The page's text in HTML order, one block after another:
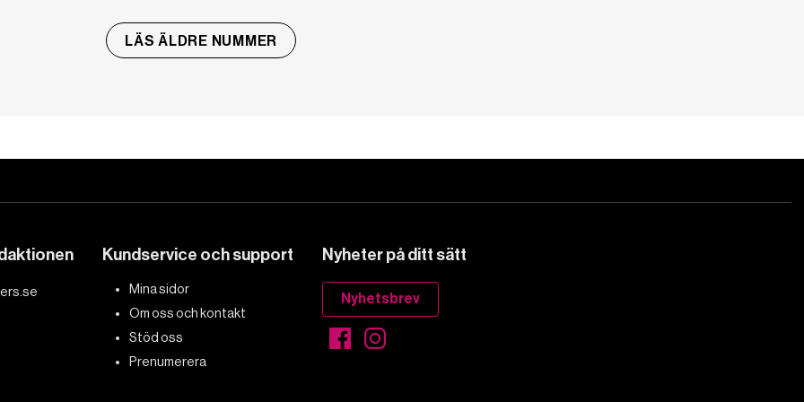
LÄS ÄLDRE NUMMER
Kundservice och support
Mina sidor
Om oss och kontakt
Stöd oss
Prenumerera
Nyheter på ditt sätt
Nyhetsbrev